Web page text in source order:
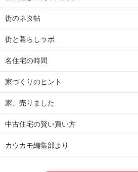
街のネタ帖
街と暮らしラボ
名住宅の時間
家づくりのヒント
家、売りました
中古住宅の賢い買い方
カウカモ編集部より